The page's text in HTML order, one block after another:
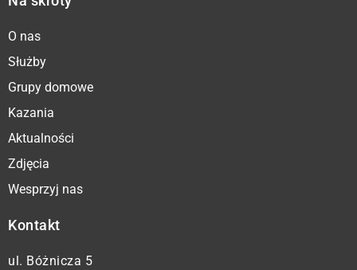
O nas
Służby
Grupy domowe
Kazania
Aktualności
Zdjęcia
Wesprzyj nas
Kontakt
ul. Bóżnicza 5